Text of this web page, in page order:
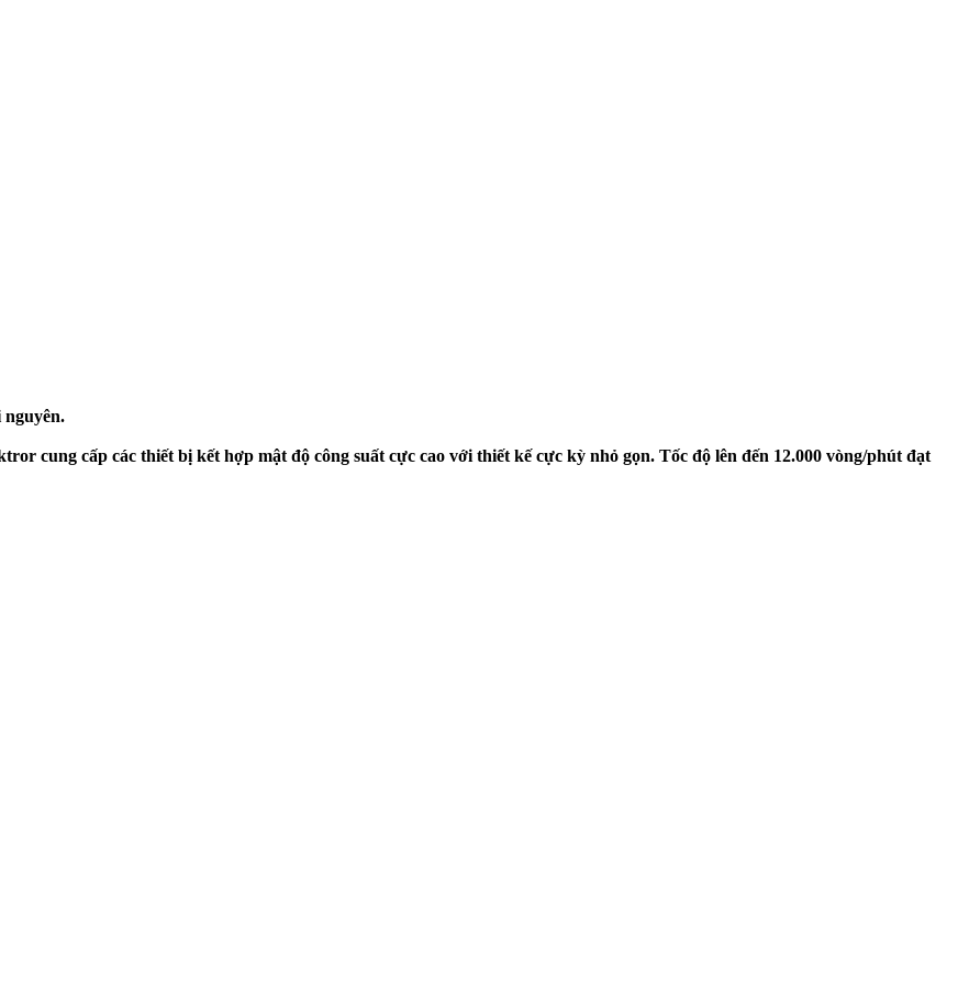
nguyên.
cung cấp các thiết bị kết hợp mật độ công suất cực cao với thiết kế cực kỳ nhỏ gọn. Tốc độ lên đến 12.000 vòng/phút đạt